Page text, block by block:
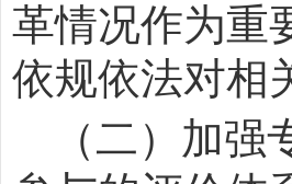
革情况作为重
依规依法对相
（二）加